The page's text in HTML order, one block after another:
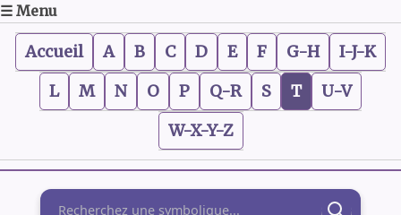
☰ Menu
Accueil A B C D E F G-H
I-J-K
L
M N O P Q-R S T
U-V
W-X-Y-Z
Rechercher